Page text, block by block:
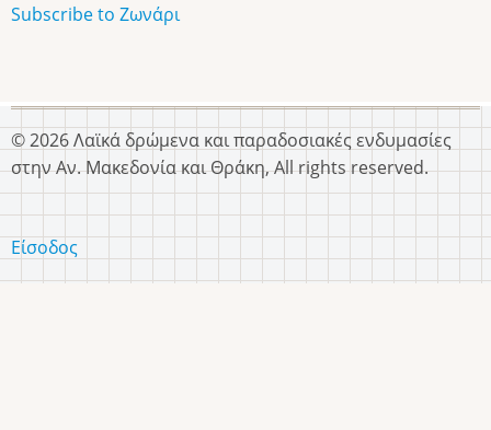
Subscribe to Ζωνάρι
© 2026 Λαϊκά δρώμενα και παραδοσιακές ενδυμασίες
στην Αν. Μακεδονία και Θράκη, All rights reserved.
User
Είσοδος